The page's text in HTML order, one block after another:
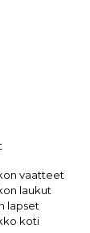
vaatteet
laukut
lapset
koti